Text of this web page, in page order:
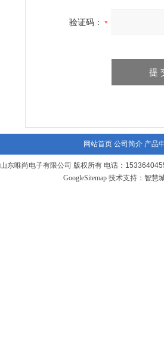
验证码：
网站首页 公司简介 产品
山东唯尚电子有限公司 版权所有 电话：
GoogleSitemap技术支持： 智慧